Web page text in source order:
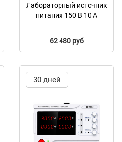
Лабораторный источник
питания 150 В 10 А
62 480 руб
30 дней